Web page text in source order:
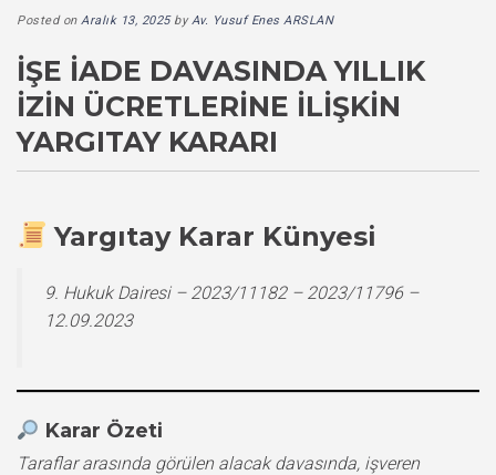
Posted on Aralık 13, 2025byAv. Yusuf Enes ARSLAN
İŞE İADE DAVASINDA YILLIK
İZIN ÜCRETLERINE İLIŞKIN
YARGITAY KARARI
Yargıtay Karar Künyesi
9. Hukuk Dairesi – 2023/11182 – 2023/11796 –
12.09.2023
Karar Özeti
Taraflar arasında görülen alacak davasında, işveren